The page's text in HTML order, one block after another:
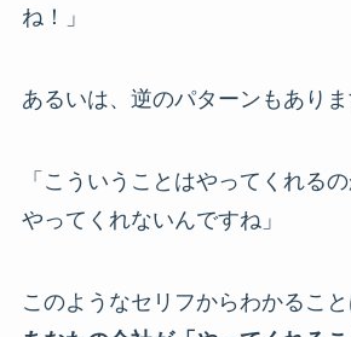
ね！」
あるいは、逆のパターンもありま
「こういうことはやってくれる
やってくれないんですね」
このようなセリフからわかること